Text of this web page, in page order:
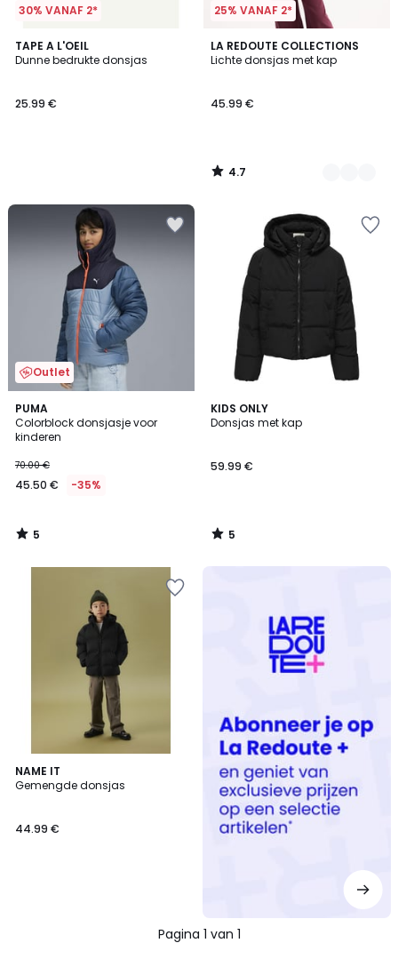
30% VANAF 2*
TAPE A L'OEIL
Dunne bedrukte donsjas
25.99 €
25% VANAF 2*
LA REDOUTE COLLECTIONS
Lichte donsjas met kap
45.99 €
4.7
/ 5
4
Kleuren
4.7
/
Outlet
PUMA
Colorblock donsjasje voor
kinderen
70.00 €
45.50 € -35%
5
/
5
5
/
KIDS ONLY
Donsjas met kap
59.99 €
5
/
5
/
NAME IT
Gemengde donsjas
44.99 €
Pagina 1 van 1